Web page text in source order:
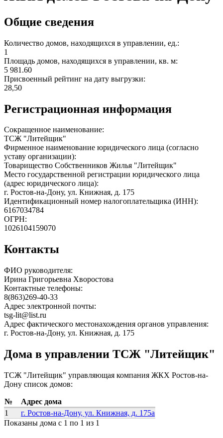
Общие сведения
Количество домов, находящихся в управлении, ед.:
1
Площадь домов, находящихся в управлении, кв. м:
5 981.60
Присвоенный рейтинг на дату выгрузки:
28,50
Регистрационная информация
Сокращенное наименование:
ТСЖ "Литейщик"
Фирменное наименование юридического лица (согласно
уставу организации):
Товарищество Собственников Жилья "Литейщик"
Место государственной регистрации юридического лица
(адрес юридического лица):
г. Ростов-на-Дону, ул. Книжная, д. 175
Идентификационный номер налогоплательщика (ИНН):
6167034784
ОГРН:
1026104159070
Контакты
ФИО руководителя:
Ирина Григорьевна Хворостова
Контактные телефоны:
8(863)269-40-33
Адрес электронной почты:
tsg-lit@list.ru
Адрес фактического местонахождения органов управления:
г. Ростов-на-Дону, ул. Книжная, д. 175
Дома в управлении ТСЖ "Литейщик"
ТСЖ "Литейщик" управляющая компания ЖКХ Ростов-на-
Дону список домов:
№
Адрес дома
1
г. Ростов-на-Дону, ул. Книжная, д. 175а
Показаны дома с 1 по 1 из 1